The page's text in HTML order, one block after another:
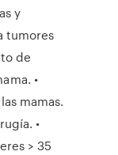
y
tumores
de
•
mamas.
•
> 35